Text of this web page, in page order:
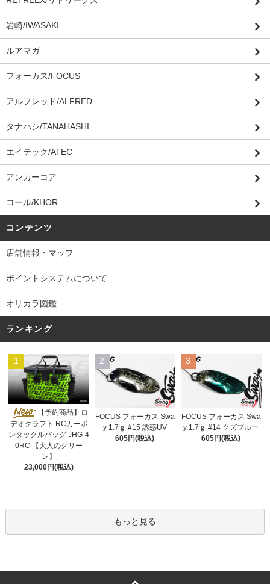
岩崎/IWASAKI
ルアマガ
フォーカス/FOCUS
アルフレッド/ALFRED
タナハシ/TANAHASHI
エイテック/ATEC
アンカーコア
コール/KHOR
コンテンツ
店舗情報・マップ
ポイントシステムについて
オリカラ図鑑
ランキング
1
【予約商品】ロ
デオクラフト RCカーボ
ンタックルバッグ JHG-4
0RC 【大人のグリー
ン】
23,000円(税込)
2
FOCUS フォーカス Swa
y 1.7ｇ #15 誘惑UV
605円(税込)
3
FOCUS フォーカス Swa
y 1.7ｇ #14 クズブルー
605円(税込)
もっと見る